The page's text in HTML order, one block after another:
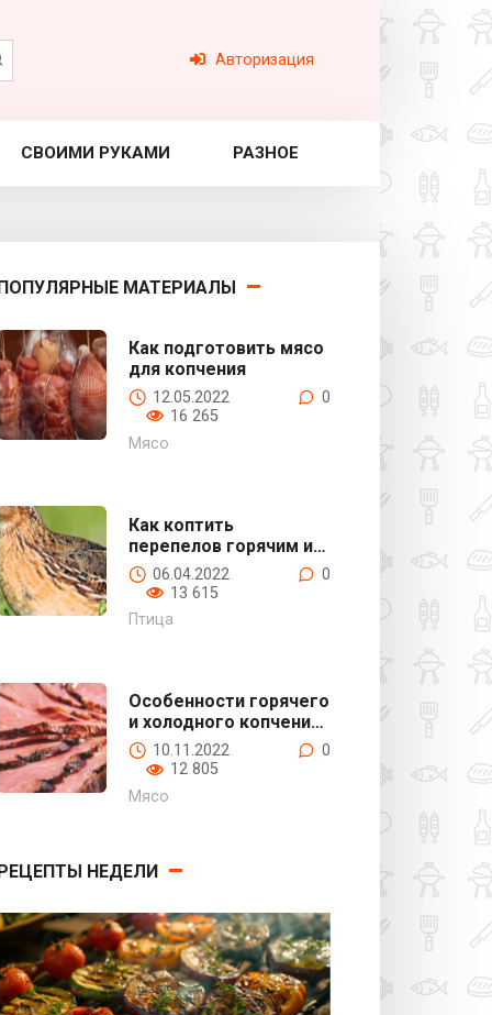
Авторизация
СВОИМИ РУКАМИ РАЗНОЕ
МАТЕРИАЛЫ
Как подготовить мясо
для копчения
12.05.2022
0
16 265
Мясо
Как коптить
перепелов горячим и
холодным дымом
06.04.2022
0
13 615
Птица
Особенности горячего
и холодного копчения
конины
10.11.2022
0
12 805
Мясо
НЕДЕЛИ